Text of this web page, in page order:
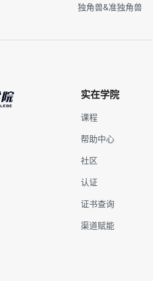
独角兽&准独角兽
实在学院
课程
帮助中心
社区
认证
证书查询
渠道赋能